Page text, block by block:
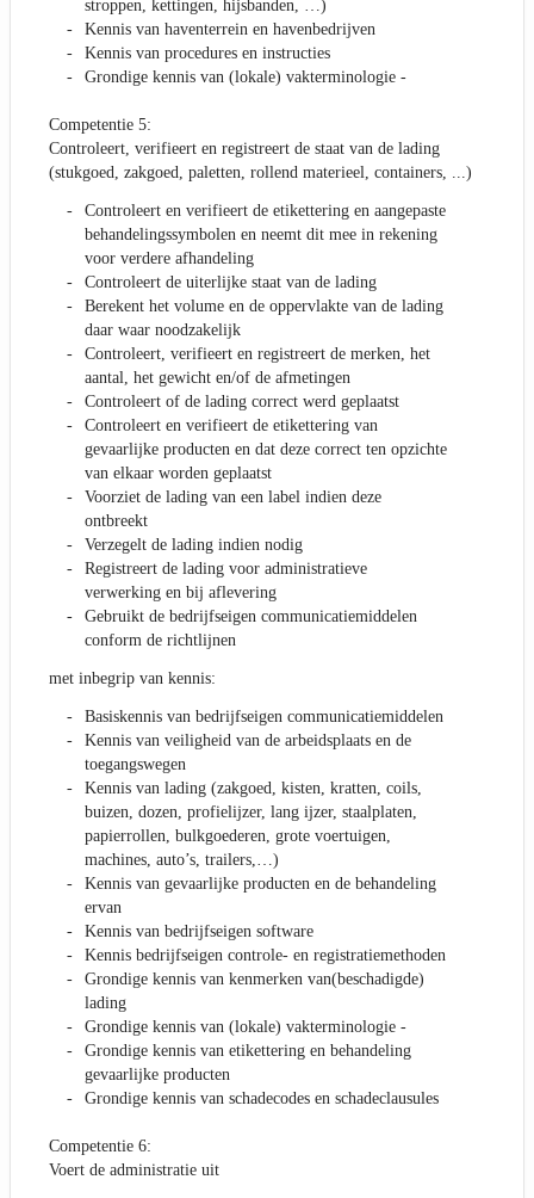
stroppen, kettingen, hijsbanden, …)
Kennis van haventerrein en havenbedrijven
Kennis van procedures en instructies
Grondige kennis van (lokale) vakterminologie -
Competentie 5:
Controleert, verifieert en registreert de staat van de lading
(stukgoed, zakgoed, paletten, rollend materieel, containers, ...)
Controleert en verifieert de etikettering en aangepaste
behandelingssymbolen en neemt dit mee in rekening
voor verdere afhandeling
Controleert de uiterlijke staat van de lading
Berekent het volume en de oppervlakte van de lading
daar waar noodzakelijk
Controleert, verifieert en registreert de merken, het
aantal, het gewicht en/of de afmetingen
Controleert of de lading correct werd geplaatst
Controleert en verifieert de etikettering van
gevaarlijke producten en dat deze correct ten opzichte
van elkaar worden geplaatst
Voorziet de lading van een label indien deze
ontbreekt
Verzegelt de lading indien nodig
Registreert de lading voor administratieve
verwerking en bij aflevering
Gebruikt de bedrijfseigen communicatiemiddelen
conform de richtlijnen
met inbegrip van kennis:
Basiskennis van bedrijfseigen communicatiemiddelen
Kennis van veiligheid van de arbeidsplaats en de
toegangswegen
Kennis van lading (zakgoed, kisten, kratten, coils,
buizen, dozen, profielijzer, lang ijzer, staalplaten,
papierrollen, bulkgoederen, grote voertuigen,
machines, auto’s, trailers,…)
Kennis van gevaarlijke producten en de behandeling
ervan
Kennis van bedrijfseigen software
Kennis bedrijfseigen controle- en registratiemethoden
Grondige kennis van kenmerken van(beschadigde)
lading
Grondige kennis van (lokale) vakterminologie -
Grondige kennis van etikettering en behandeling
gevaarlijke producten
Grondige kennis van schadecodes en schadeclausules
Competentie 6:
Voert de administratie uit